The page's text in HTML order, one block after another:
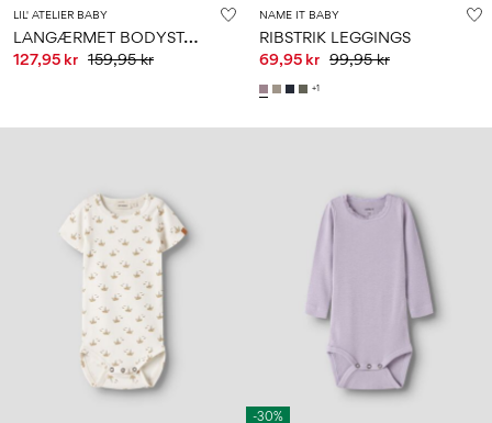
LIL' ATELIER BABY
L
ANGÆRMET BODYSTOCKING
127,95 kr 159,95 kr
NAME IT BABY
RIBSTRIK LEGGINGS
69,95 kr 99,95 kr
+1
-30%